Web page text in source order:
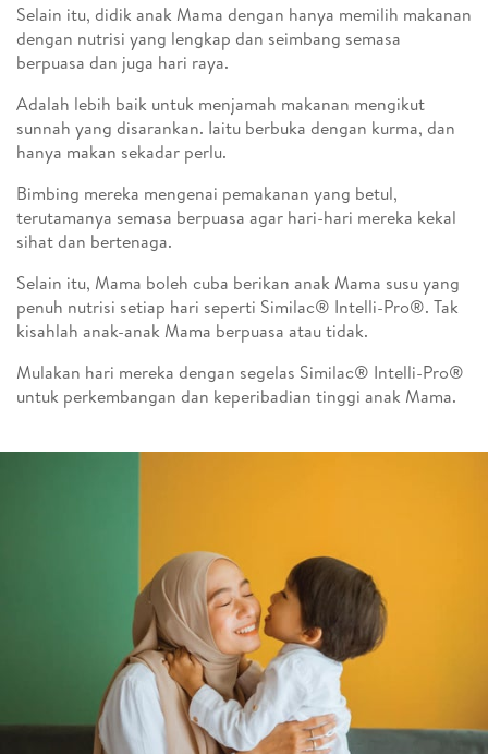
Selain itu, didik anak Mama dengan hanya memilih makanan
dengan nutrisi yang lengkap dan seimbang semasa
berpuasa dan juga hari raya.
Adalah lebih baik untuk menjamah makanan mengikut
sunnah yang disarankan. Iaitu berbuka dengan kurma, dan
hanya makan sekadar perlu.
Bimbing mereka mengenai pemakanan yang betul,
terutamanya semasa berpuasa agar hari-hari mereka kekal
sihat dan bertenaga.
Selain itu, Mama boleh cuba berikan anak Mama susu yang
penuh nutrisi setiap hari seperti Similac® Intelli-Pro®. Tak
kisahlah anak-anak Mama berpuasa atau tidak.
Mulakan hari mereka dengan segelas Similac® Intelli-Pro®
untuk perkembangan dan keperibadian tinggi anak Mama.